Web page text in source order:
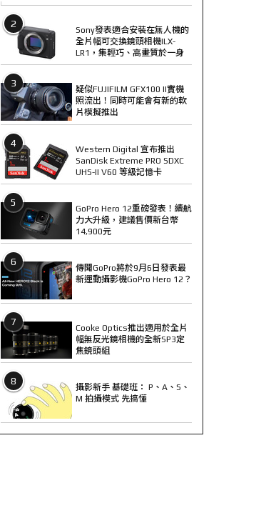
2
Sony發表適合安裝在無人機的
全片幅可交換鏡頭相機ILX-
LR1，集輕巧、高畫質於一身
3
疑似FUJIFILM GFX100 II實機
照流出！同時可能會有新的軟
片模擬推出
4
Western Digital 宣布推出
SanDisk Extreme PRO SDXC
UHS-II V60 等級記憶卡
5
GoPro Hero 12重磅發表！續航
力大升級，建議售價新台幣
14,900元
6
傳聞GoPro將於9月6日發表最
新運動攝影機GoPro Hero 12？
7
Cooke Optics推出適用於全片
幅無反光鏡相機的全新SP3定
焦鏡頭組
8
攝影新手 基礎班： P、A、S、
M 拍攝模式 先搞懂